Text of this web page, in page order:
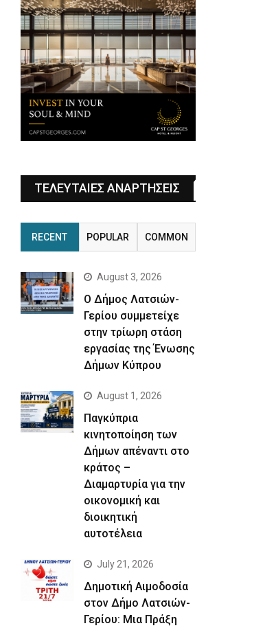
ΤΕΛΕΥΤΑΙΕΣ ΑΝΑΡΤΗΣΕΙΣ
RECENT POPULAR COMMON
August 3, 2026
Ο Δήμος Λατσιών-
Γερίου συμμετείχε
στην τρίωρη στάση
εργασίας της Ένωσης
Δήμων Κύπρου
August 1, 2026
Παγκύπρια
κινητοποίηση των
Δήμων απέναντι στο
κράτος –
Διαμαρτυρία για την
οικονομική και
διοικητική
αυτοτέλεια
July 21, 2026
Δημοτική Αιμοδοσία
στον Δήμο Λατσιών-
Γερίου: Μια Πράξη